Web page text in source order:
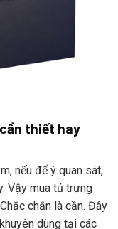
thiết hay
nếu để ý quan sát,
Vậy mua tủ trưng
chắn là cần. Đây
dùng tại các